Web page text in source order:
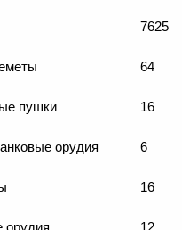
7625
64
пушки 16
орудия 6
16